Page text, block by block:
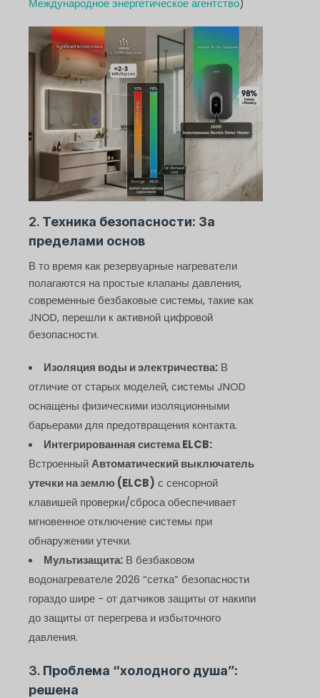
Международное энергетическое агентство)
2. Техника безопасности: За
пределами основ
В то время как резервуарные нагреватели
полагаются на простые клапаны давления,
современные безбаковые системы, такие как
JNOD, перешли к активной цифровой
безопасности.
Изоляция воды и электричества: В
отличие от старых моделей, системы JNOD
оснащены физическими изоляционными
барьерами для предотвращения контакта.
Интегрированная система ELCB:
ВстроенныйАвтоматический выключатель
утечки на землю (ELCB) с сенсорной
клавишей проверки/сброса обеспечивает
мгновенное отключение системы при
обнаружении утечки.
Мультизащита: В безбаковом
водонагревателе 2026 “сетка” безопасности
гораздо шире - от датчиков защиты от накипи
до защиты от перегрева и избыточного
давления.
3. Проблема “холодного душа”:
решена